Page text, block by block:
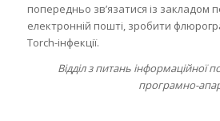
попередньо зв’язатися із закладом
електронній пошті, зробити
Torch-інфекції.
Відділ з питань інформаційної
програмно-